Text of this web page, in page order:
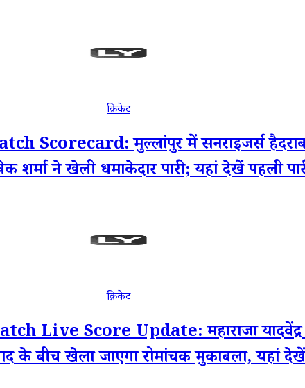
क्रिकेट
Scorecard: मुल्लांपुर में सनराइजर्स
शर्मा ने खेली धमाकेदार पारी; यहां देखें पहली
क्रिकेट
Live Score Update: महाराजा यादवेंद्र
के बीच खेला जाएगा रोमांचक मुकाबला, यहां